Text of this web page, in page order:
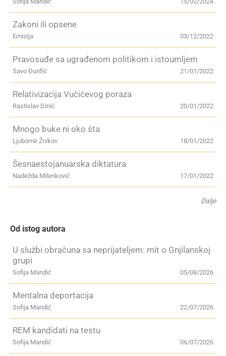
Zakoni ili opsene
03/12/2022
Emisija
Pravosuđe sa ugrađenom politikom i istoumljem
21/01/2022
Savo Đurđić
Relativizacija Vučićevog poraza
20/01/2022
Rastislav Dinić
Mnogo buke ni oko šta
18/01/2022
Ljubomir Živkov
Šesnaestojanuarska diktatura
17/01/2022
Nadežda Milenković
Dalje
Od istog autora
U službi obračuna sa neprijateljem: mit o Gnjilanskoj
grupi
05/08/2026
Sofija Mandić
Mentalna deportacija
22/07/2026
Sofija Mandić
REM kandidati na testu
06/07/2026
Sofija Mandić